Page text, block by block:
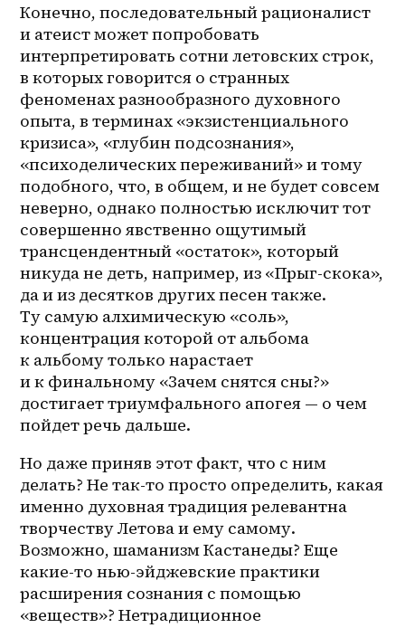
Конечно, последовательный рационалист
и атеист может попробовать
интерпретировать сотни летовских строк,
в которых говорится о странных
феноменах разнообразного духовного
опыта, в терминах «экзистенциального
кризиса», «глубин подсознания»,
«психоделических переживаний» и тому
подобного, что, в общем, и не будет совсем
неверно, однако полностью исключит тот
совершенно явственно ощутимый
трансцендентный «остаток», который
никуда не деть, например, из «Прыг-скока»,
да и из десятков других песен также.
Ту самую алхимическую «соль»,
концентрация которой от альбома
к альбому только нарастает
и к финальному «Зачем снятся сны?»
достигает триумфального апогея — о чем
пойдет речь дальше.
Но даже приняв этот факт, что с ним
делать? Не так-то просто определить, какая
именно духовная традиция релевантна
творчеству Летова и ему самому.
Возможно, шаманизм Кастанеды? Еще
какие-то нью-эйджевские практики
расширения сознания с помощью
«веществ»? Нетрадиционное